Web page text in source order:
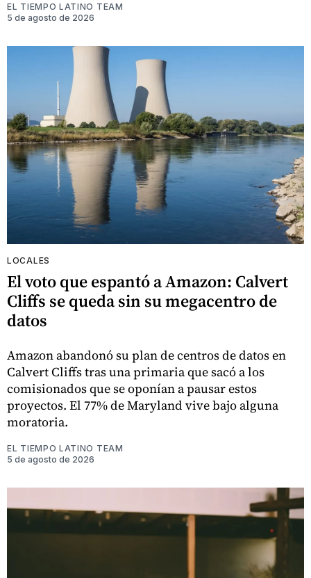
EL TIEMPO LATINO TEAM
5 de agosto de 2026
LOCALES
El voto que espantó a Amazon: Calvert
Cliffs se queda sin su megacentro de
datos
Amazon abandonó su plan de centros de datos en
Calvert Cliffs tras una primaria que sacó a los
comisionados que se oponían a pausar estos
proyectos. El 77% de Maryland vive bajo alguna
moratoria.
EL TIEMPO LATINO TEAM
5 de agosto de 2026